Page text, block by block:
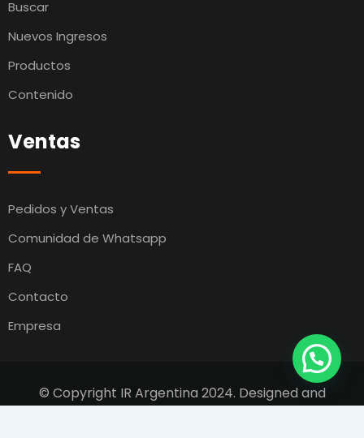
Buscar
Nuevos Ingresos
Productos
Contenido
Ventas
Pedidos y Ventas
Comunidad de Whatsapp
FAQ
Contacto
Empresa
© Copyright IR Argentina 2024. Designed and